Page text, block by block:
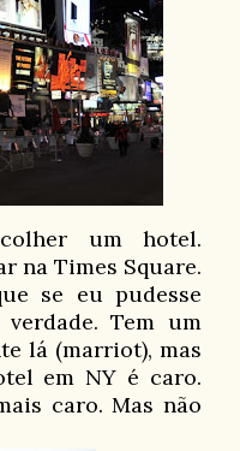
um hotel.
na Times Square.
se eu pudesse
Tem um
lá (marriot), mas
em NY é caro.
caro. Mas não